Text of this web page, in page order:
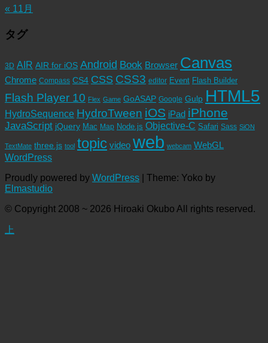
« 11月
タグ
3D AIR AIR for iOS Android Book Browser Canvas
Chrome Compass CS4 CSS CSS3 editor Event Flash Builder
Flash Player 10 Flex Game GoASAP Google Gulp HTML5
HydroSequence HydroTween iOS iPad iPhone
JavaScript jQuery Mac Map Node.js Objective-C Safari Sass SiON
TextMate three.js tool topic video web webcam WebGL
WordPress
Proudly powered by WordPress
Theme: Yoko by
Elmastudio
© Copyright 2008 ~ 2026 Hiroaki Okubo All rights reserved.
上